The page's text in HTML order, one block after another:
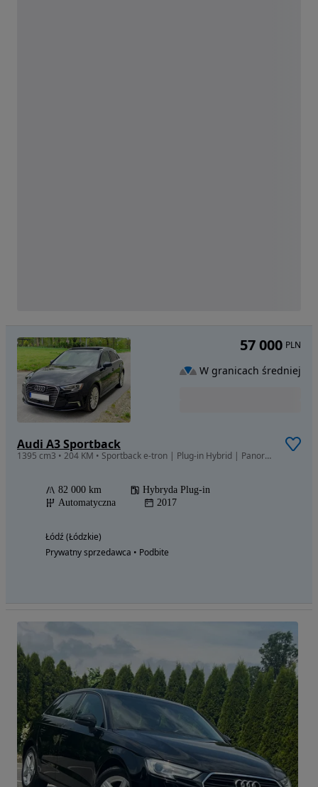
Audi A3 Sportback
1395 cm3 • 204 KM • Sportback e-tron | Plug-in Hybrid | Panorama | Skóra | 204 KM
82 000 km
Hybryda Plug-in
Automatyczna
2017
Łódź (Łódzkie)
Prywatny sprzedawca • Podbite
57 000 PLN
W granicach średniej